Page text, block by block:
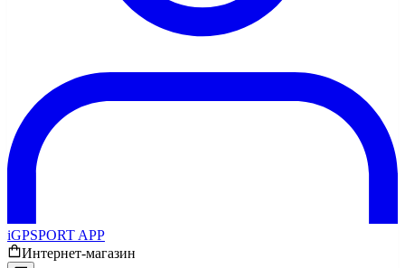
iGPSPORT APP
Интернет-магазин